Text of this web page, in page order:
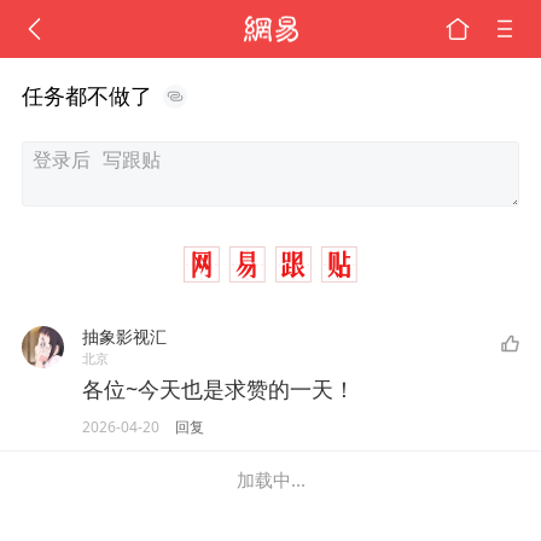
任务都不做了
抽象影视汇
北京
各位~今天也是求赞的一天！
2026-04-20 回复
加载中...